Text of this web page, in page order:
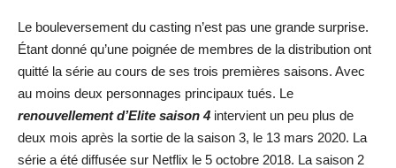
Le bouleversement du casting n’est pas une grande surprise.
Étant donné qu’une poignée de membres de la distribution ont
quitté la série au cours de ses trois premières saisons. Avec
au moins deux personnages principaux tués. Le
renouvellement d’Elite saison 4 intervient un peu plus de
deux mois après la sortie de la saison 3, le 13 mars 2020. La
série a été diffusée sur Netflix le 5 octobre 2018. La saison 2